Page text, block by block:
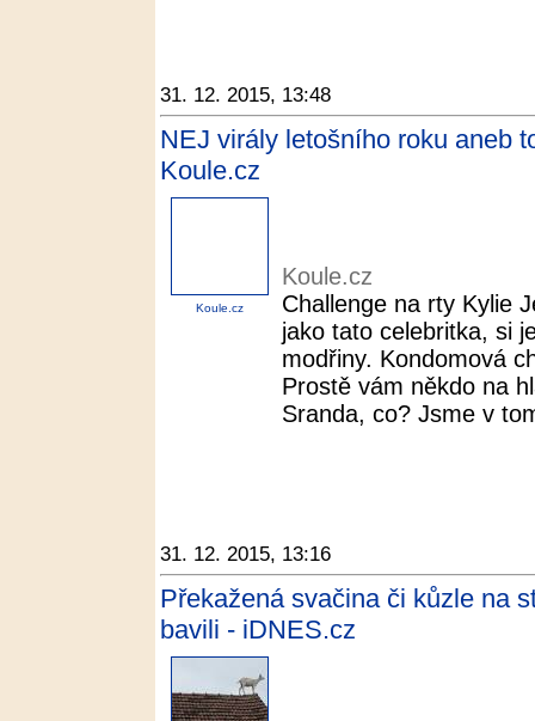
31. 12. 2015, 13:48
NEJ virály letošního roku aneb
Koule.cz
Koule.cz
Koule.cz
Challenge na rty Kylie
jako tato celebritka, si
modřiny. Kondomová
Prostě vám někdo na
Sranda, co? Jsme v
31. 12. 2015, 13:16
Překažená svačina či kůzle na
bavili - iDNES.cz